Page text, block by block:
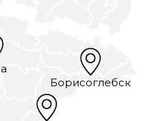
Борисоглебск